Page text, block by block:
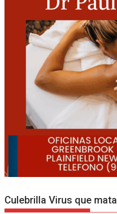
Culebrilla Virus que mata